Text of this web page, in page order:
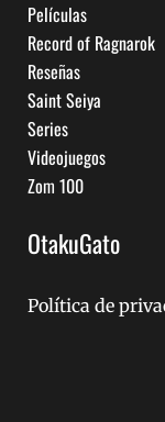
Películas
Record of Ragnarok
Reseñas
Saint Seiya
Series
Videojuegos
Zom 100
OtakuGato
Política de